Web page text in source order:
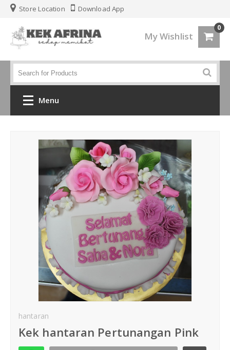
Store Location Download App
My Wishlist
0
Menu
Kek Kahwin
Kek Birthday
Kek Fondant 3d
Kek Hantaran
Same Day Delivery
hantaran
Kek hantaran Pertunangan Pink